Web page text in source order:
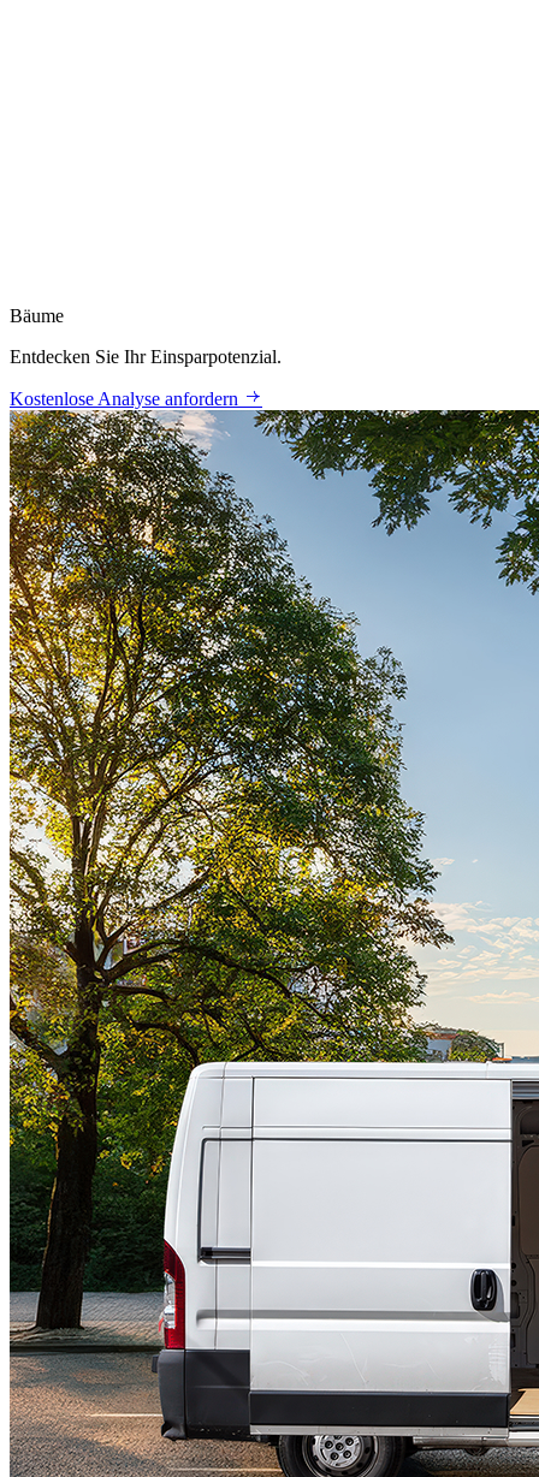
Bäume
Entdecken Sie Ihr Einsparpotenzial.
Kostenlose Analyse anfordern